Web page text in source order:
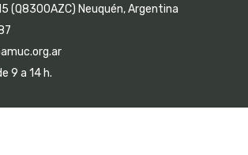
(Q8300AZC) Neuquén, Argentina
9 a 14 h.